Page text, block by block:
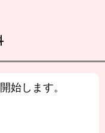
始します。